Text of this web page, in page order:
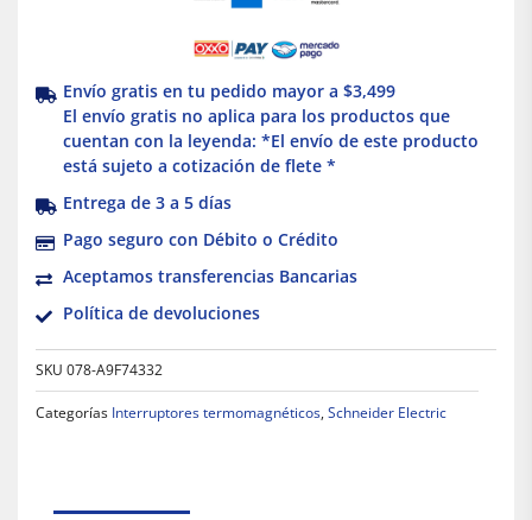
Envío gratis en tu pedido mayor a $3,499
El envío gratis no aplica para los productos que
cuentan con la leyenda: *El envío de este producto
está sujeto a cotización de flete *
Entrega de 3 a 5 días
Pago seguro con Débito o Crédito
Aceptamos transferencias Bancarias
Política de devoluciones
SKU 078-A9F74332
Categorías Interruptores termomagnéticos, Schneider Electric